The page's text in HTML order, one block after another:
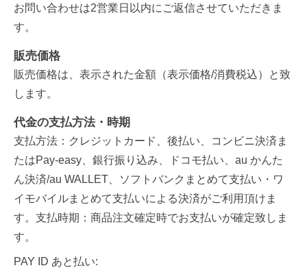
お問い合わせは2営業日以内にご返信させていただきま
す。
販売価格
販売価格は、表示された金額（表示価格/消費税込）と致
します。
代金の支払方法・時期
支払方法：クレジットカード、後払い、コンビニ決済ま
たはPay-easy、銀行振り込み、ドコモ払い、au かんた
ん決済/au WALLET、ソフトバンクまとめて支払い・ワ
イモバイルまとめて支払いによる決済がご利用頂けま
す。支払時期：商品注文確定時でお支払いが確定致しま
す。
PAY ID あと払い: